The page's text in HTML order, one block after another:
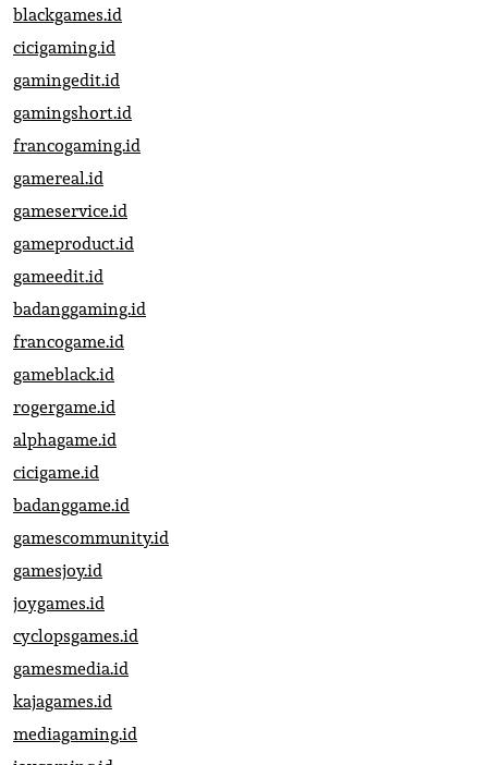
blackgames.id
cicigaming.id
gamingedit.id
gamingshort.id
francogaming.id
gamereal.id
gameservice.id
gameproduct.id
gameedit.id
badanggaming.id
francogame.id
gameblack.id
rogergame.id
alphagame.id
cicigame.id
badanggame.id
gamescommunity.id
gamesjoy.id
joygames.id
cyclopsgames.id
gamesmedia.id
kajagames.id
mediagaming.id